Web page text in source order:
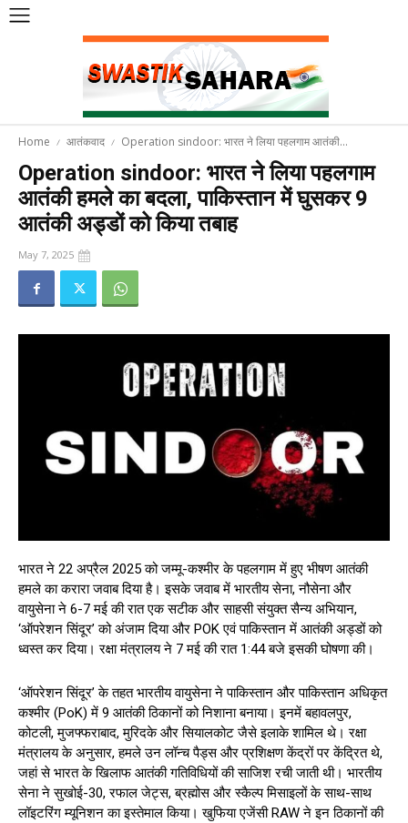
Home आतंकवाद Operation sindoor: भारत ने लिया पहलगाम आतंकी...
Operation sindoor: भारत ने लिया पहलगाम
आतंकी हमले का बदला, पाकिस्तान में घुसकर 9
आतंकी अड्डों को किया तबाह
May 7, 2025
भारत ने 22 अप्रैल 2025 को जम्मू-कश्मीर के पहलगाम में हुए भीषण आतंकी
हमले का करारा जवाब दिया है। इसके जवाब में भारतीय सेना, नौसेना और
वायुसेना ने 6-7 मई की रात एक सटीक और साहसी संयुक्त सैन्य अभियान,
‘ऑपरेशन सिंदूर’ को अंजाम दिया और POK एवं पाकिस्तान में आतंकी अड्डों को
ध्वस्त कर दिया। रक्षा मंत्रालय ने 7 मई की रात 1:44 बजे इसकी घोषणा की।
‘ऑपरेशन सिंदूर’ के तहत भारतीय वायुसेना ने पाकिस्तान और पाकिस्तान अधिकृत
कश्मीर (PoK) में 9 आतंकी ठिकानों को निशाना बनाया। इनमें बहावलपुर,
कोटली, मुजफ्फराबाद, मुरिदके और सियालकोट जैसे इलाके शामिल थे। रक्षा
मंत्रालय के अनुसार, हमले उन लॉन्च पैड्स और प्रशिक्षण केंद्रों पर केंद्रित थे,
जहां से भारत के खिलाफ आतंकी गतिविधियों की साजिश रची जाती थी। भारतीय
सेना ने सुखोई-30, रफाल जेट्स, ब्रह्मोस और स्कैल्प मिसाइलों के साथ-साथ
लॉइटरिंग म्यूनिशन का इस्तेमाल किया। खुफिया एजेंसी RAW ने इन ठिकानों की